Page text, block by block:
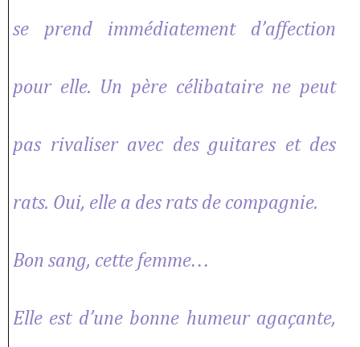
se prend immédiatement d’affection
pour elle. Un père célibataire ne peut
pas rivaliser avec des guitares et des
rats. Oui, elle a des rats de compagnie.
Bon sang, cette femme…
Elle est d’une bonne humeur agaçante,